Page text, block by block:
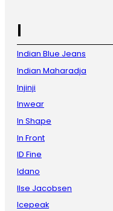
I
Indian Blue Jeans
Indian Maharadja
Injinji
Inwear
In Shape
In Front
ID Fine
Idano
Ilse Jacobsen
Icepeak